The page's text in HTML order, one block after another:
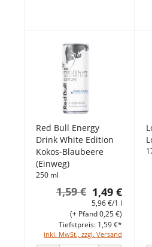
Red Bull Energy
Drink White Edition
Kokos-Blaubeere
(Einweg)
250 ml
1,49 €
1,59 €
5,96 €/1 l
inkl. MwSt., zzgl. Versand
(+ Pfand 0,25 €)
Tiefstpreis: 1,59 €*